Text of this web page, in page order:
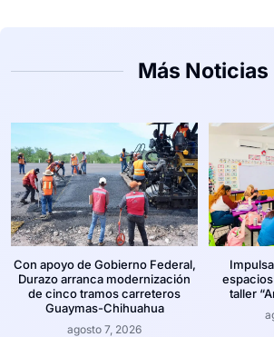
Más Noticias
Con apoyo de Gobierno Federal,
Durazo arranca modernización
de cinco tramos carreteros
Guaymas-Chihuahua
agosto 7, 2026
taller